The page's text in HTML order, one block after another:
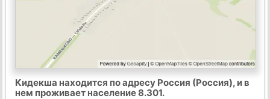
Кидекша находится по адресу Россия (Россия), и в
нем проживает население 8.301.